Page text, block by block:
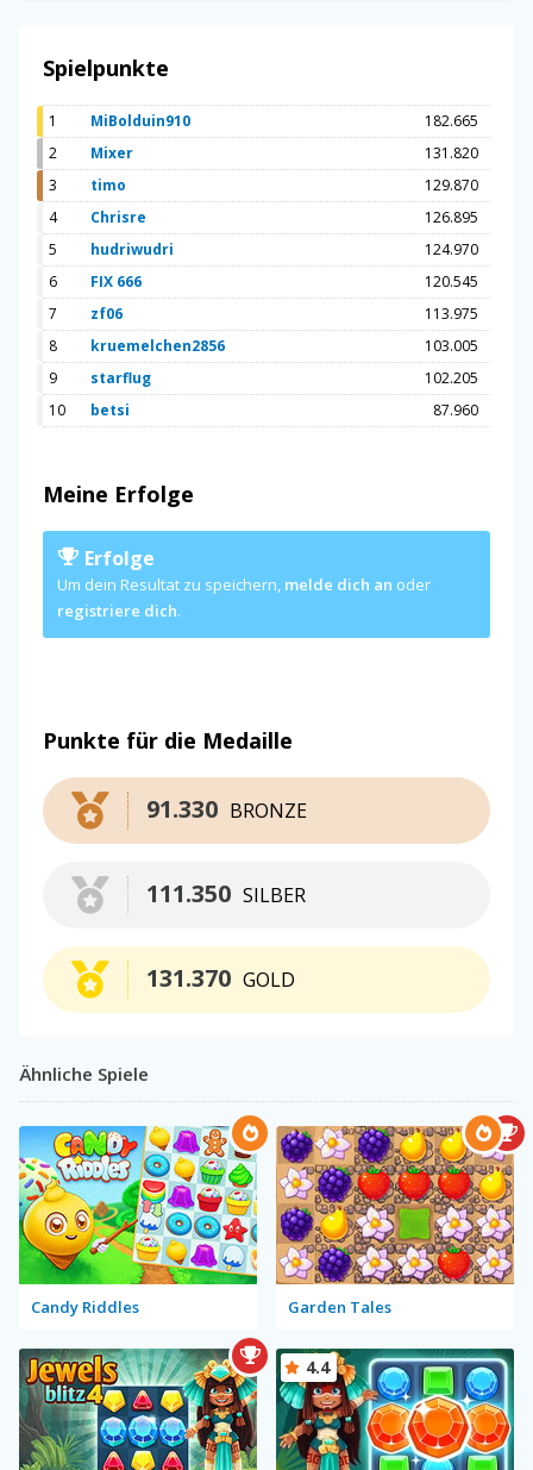
Spielpunkte
1 MiBolduin910
182.665
2
Mixer
131.820
3
timo
129.870
4
Chrisre
126.895
5
hudriwudri
124.970
6
FIX 666
120.545
7
zf06
113.975
8
kruemelchen2856
103.005
9
starflug
102.205
10
betsi 87.960
Meine Erfolge
Erfolge
Um dein Resultat zu speichern, melde dich an oder
registriere dich.
Punkte für die Medaille
BRONZE
91.330
SILBER
111.350
GOLD
131.370
Ähnliche Spiele
Candy Riddles Garden Tales
4.4